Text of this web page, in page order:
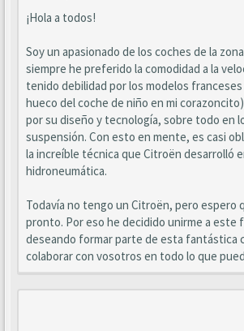
¡Hola a todos!
Soy un apasionado de los coches de la
siempre he preferido la comodidad a la
tenido debilidad por los modelos
hueco del coche de niño en mi
por su diseño y tecnología, sobre todo en
suspensión. Con esto en mente, es casi
la increíble técnica que Citroën desarrolló
hidroneumática.
Todavía no tengo un Citroën, pero espero
pronto. Por eso he decidido unirme a este
deseando formar parte de esta fantástica
colaborar con vosotros en todo lo que